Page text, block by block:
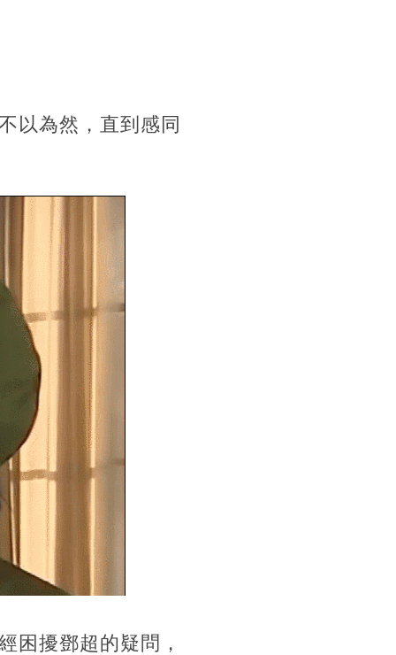
以為然，直到感同
困擾鄧超的疑問，